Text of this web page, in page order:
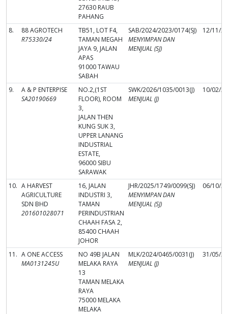
27630 RAUB
PAHANG
8.
88 AGROTECH
R75330/24
TB51, LOT F4,
TAMAN MEGAH
JAYA 9, JALAN
APAS
91000 TAWAU
SABAH
SAB/2024/2023/0174(SJ)
MENYIMPAN DAN
MENJUAL (SJ)
12/11/
9.
A & P ENTERPISE
SA20190669
NO.2,(1ST
FLOOR), ROOM
3,
JALAN THEN
KUNG SUK 3,
UPPER LANANG
INDUSTRIAL
ESTATE,
96000 SIBU
SARAWAK
SWK/2026/1035/0013(J)
MENJUAL (J)
10/02/
10. A HARVEST
AGRICULTURE
SDN BHD
201601028071
16, JALAN
INDUSTRI 3,
TAMAN
PERINDUSTRIAN
CHAAH FASA 2,
85400 CHAAH
JOHOR
JHR/2025/1749/0099(SJ)
MENYIMPAN DAN
MENJUAL (SJ)
06/10/
11. A ONE ACCESS
MA0131245U
NO 49B JALAN
MELAKA RAYA
13
TAMAN MELAKA
RAYA
75000 MELAKA
MELAKA
MLK/2024/0465/0031(J)
MENJUAL (J)
31/05/